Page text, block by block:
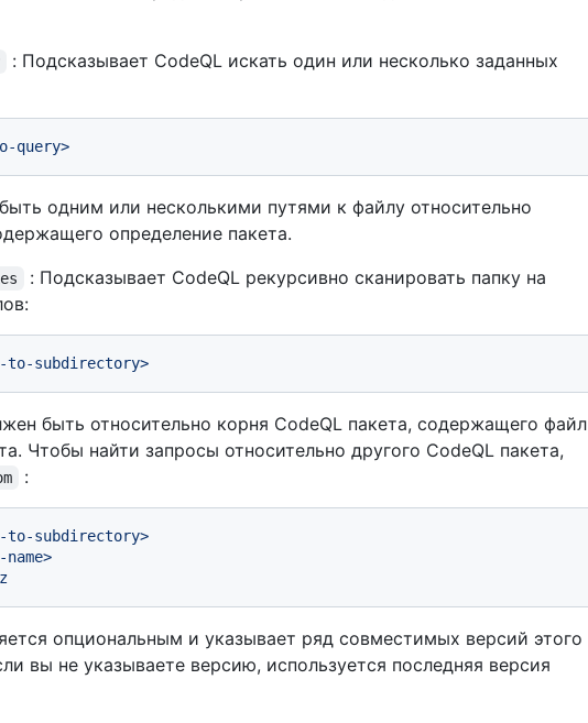
: Подсказывает CodeQL искать один или несколько заданных
query>
одним или несколькими путями к файлу относительно
определение пакета.
: Подсказывает CodeQL рекурсивно сканировать папку на
to-subdirectory>
быть относительно корня CodeQL пакета, содержащего файл
Чтобы найти запросы относительно другого CodeQL пакета,
:
to-subdirectory>
опциональным и указывает ряд совместимых версий этого
вы не указываете версию, используется последняя версия